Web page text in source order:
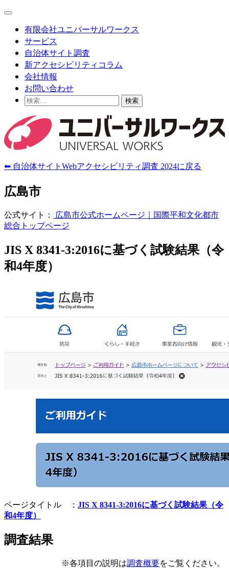
to
content
Main
有限会社ユニバーサルワークス
サービス
自治体サイト調査
新アクセシビリティコラム
会社情報
お問い合わせ
検
⬅ 自治体サイトWebアクセシビリティ調査 2024に戻る
広島市
公式サイト：
広島市公式ホームページ｜国際平和文化都市
総合トップページ
JIS X 8341-3:2016に基づく試験結果（令
和4年度）
ページタイトル ： JIS X 8341-3:2016に基づく試験結果（令
和4年度）
調査結果
※各項目の説明は調査概要をご覧ください。